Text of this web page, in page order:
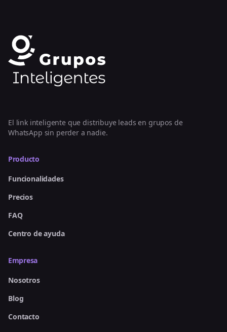
El link inteligente que distribuye leads en grupos de
WhatsApp sin perder a nadie.
Producto
Funcionalidades
Precios
FAQ
Centro de ayuda
Empresa
Nosotros
Blog
Contacto